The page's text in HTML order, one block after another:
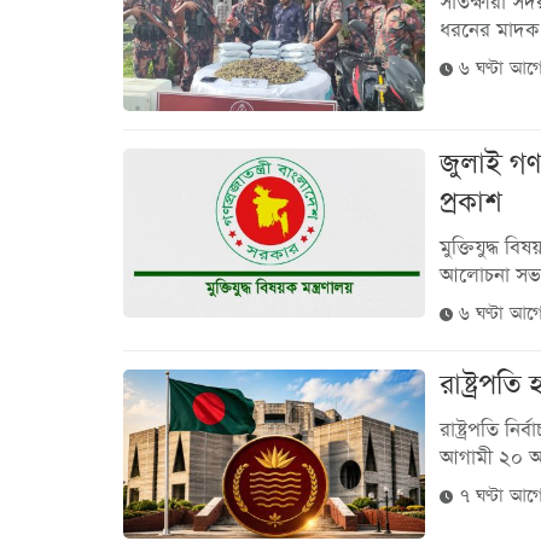
ধরনের মাদক
৬ ঘণ্টা
জুলাই
প্রকাশ
মুক্তিযুদ্ধ
আলোচনা
৬ ঘণ্টা
রাষ্ট্রপতি
আগামী ২০
৭ ঘণ্টা